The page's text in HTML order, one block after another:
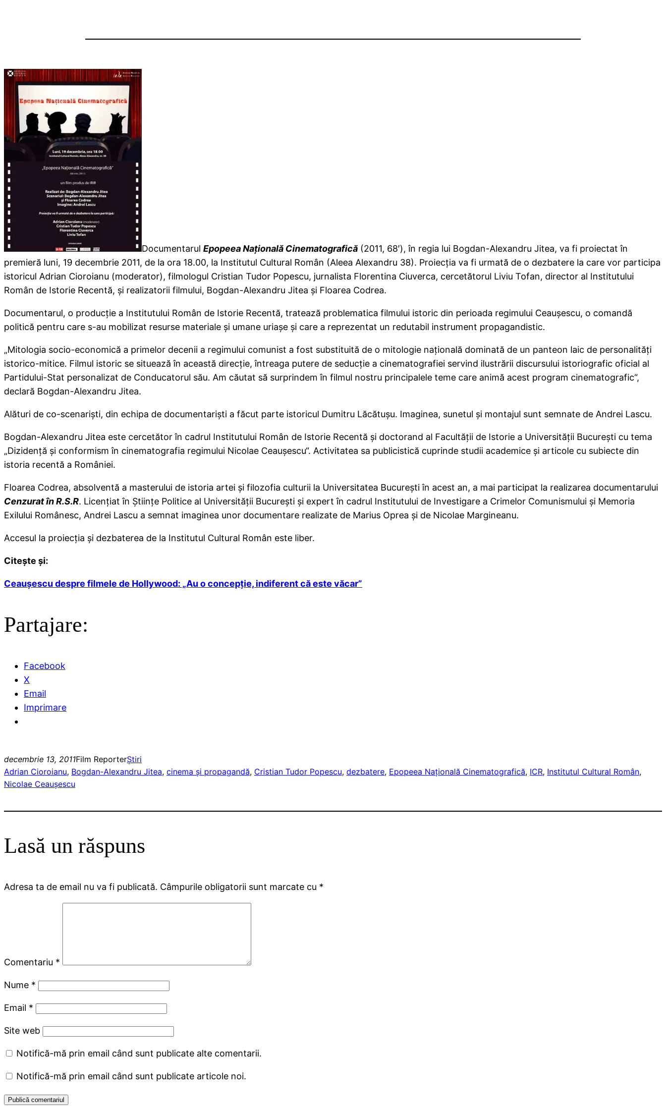
Documentarul Epopeea Naţională Cinematografică (2011, 68′), în regia lui Bogdan-Alexandru Jitea, va fi proiectat în
premieră luni, 19 decembrie 2011, de la ora 18.00, la Institutul Cultural Român (Aleea Alexandru 38). Proiecţia va fi urmată de o dezbatere la care vor participa
istoricul Adrian Cioroianu (moderator), filmologul Cristian Tudor Popescu, jurnalista Florentina Ciuverca, cercetătorul Liviu Tofan, director al Institutului
Român de Istorie Recentă, şi realizatorii filmului, Bogdan-Alexandru Jitea şi Floarea Codrea.
Documentarul, o producţie a Institutului Român de Istorie Recentă, tratează problematica filmului istoric din perioada regimului Ceauşescu, o comandă
politică pentru care s-au mobilizat resurse materiale şi umane uriaşe şi care a reprezentat un redutabil instrument propagandistic.
„Mitologia socio-economică a primelor decenii a regimului comunist a fost substituită de o mitologie naţională dominată de un panteon laic de personalităţi
istorico-mitice. Filmul istoric se situează în această direcţie, întreaga putere de seducţie a cinematografiei servind ilustrării discursului istoriografic oficial al
Partidului-Stat personalizat de Conducatorul său. Am căutat să surprindem în filmul nostru principalele teme care animă acest program cinematografic“,
declară Bogdan-Alexandru Jitea.
Alături de co-scenarişti, din echipa de documentarişti a făcut parte istoricul Dumitru Lăcătuşu. Imaginea, sunetul şi montajul sunt semnate de Andrei Lascu.
Bogdan-Alexandru Jitea este cercetător în cadrul Institutului Român de Istorie Recentă şi doctorand al Facultăţii de Istorie a Universităţii Bucureşti cu tema
„Dizidenţă şi conformism în cinematografia regimului Nicolae Ceauşescu“. Activitatea sa publicistică cuprinde studii academice şi articole cu subiecte din
istoria recentă a României.
Floarea Codrea, absolventă a masterului de istoria artei şi filozofia culturii la Universitatea Bucureşti în acest an, a mai participat la realizarea documentarului
Cenzurat în R.S.R. Licenţiat în Ştiinţe Politice al Universităţii Bucureşti şi expert în cadrul Institutului de Investigare a Crimelor Comunismului şi Memoria
Exilului Românesc, Andrei Lascu a semnat imaginea unor documentare realizate de Marius Oprea şi de Nicolae Margineanu.
Accesul la proiecţia şi dezbaterea de la Institutul Cultural Român este liber.
Citeşte şi:
Ceauşescu despre filmele de Hollywood: „Au o concepţie, indiferent că este văcar”
Partajare:
Facebook
X
Email
Imprimare
decembrie 13, 2011Film ReporterŞtiri
Adrian Cioroianu, Bogdan-Alexandru Jitea, cinema şi propagandă, Cristian Tudor Popescu, dezbatere, Epopeea Națională Cinematografică, ICR, Institutul Cultural Român
Nicolae Ceauşescu
Lasă un răspuns
Adresa ta de email nu va fi publicată. Câmpurile obligatorii sunt marcate cu *
Comentariu *
Nume *
Email *
Site web
Notifică-mă prin email când sunt publicate alte comentarii.
Notifică-mă prin email când sunt publicate articole noi.